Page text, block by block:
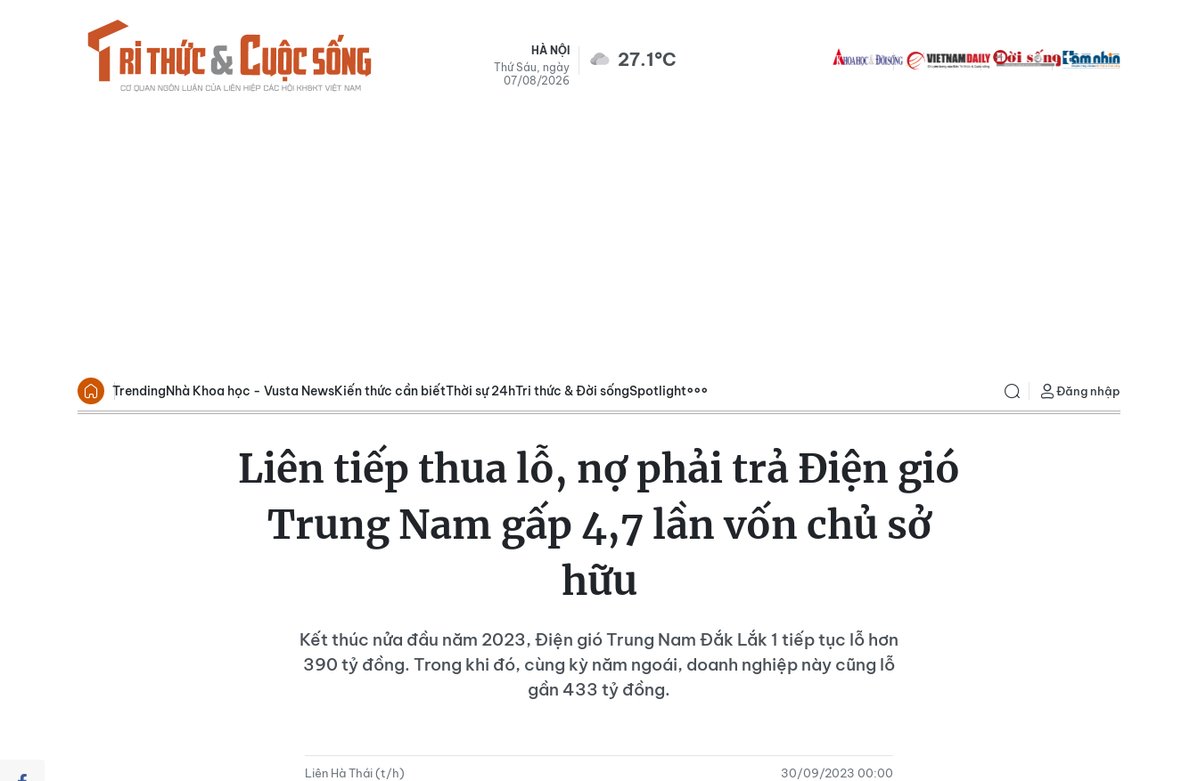
HÀ NỘI
Thứ Sáu, ngày
07/08/2026
27.1°C
TrendingNhà Khoa học - Vusta NewsKiến thức cần biếtThời sự 24hTri thức & Đời sốngSpotlight Đăng nhập
Liên tiếp thua lỗ, nợ phải trả Điện gió
Trung Nam gấp 4,7 lần vốn chủ sở
hữu
Kết thúc nửa đầu năm 2023, Điện gió Trung Nam Đắk Lắk 1 tiếp tục lỗ hơn
390 tỷ đồng. Trong khi đó, cùng kỳ năm ngoái, doanh nghiệp này cũng lỗ
gần 433 tỷ đồng.
Liên Hà Thái (t/h) 30/09/2023 00:00